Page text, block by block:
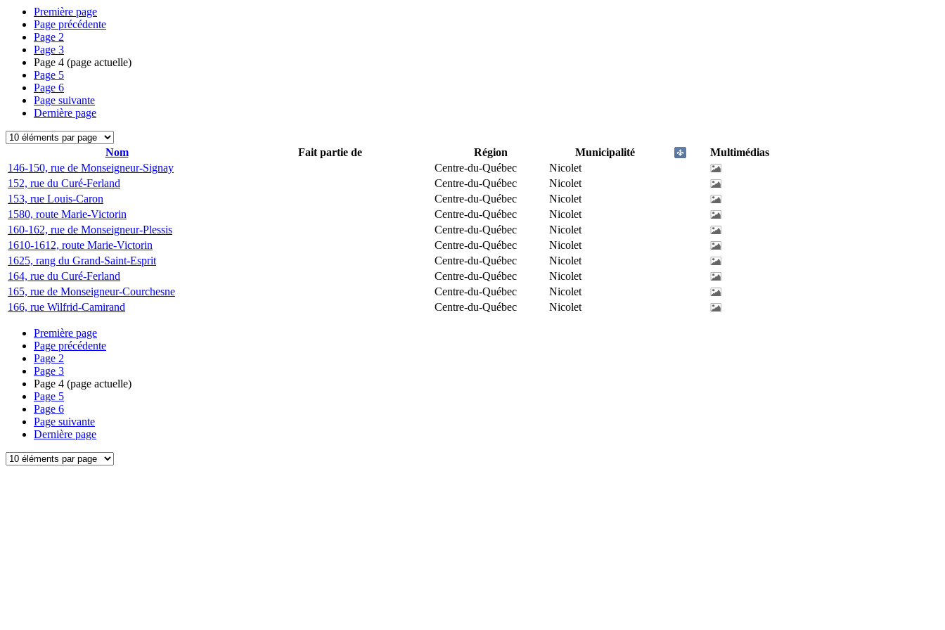
Première page
Page précédente
Page 2
Page 3
Page 4 (page actuelle)
Page 5
Page 6
Page suivante
Dernière page
Nom Fait partie de Région Municipalité
Multimédias
146-150, rue de Monseigneur-Signay
Centre-du-Québec
Nicolet
152, rue du Curé-Ferland
Centre-du-Québec
Nicolet
153, rue Louis-Caron
Centre-du-Québec
Nicolet
1580, route Marie-Victorin
Centre-du-Québec
Nicolet
160-162, rue de Monseigneur-Plessis
Centre-du-Québec
Nicolet
1610-1612, route Marie-Victorin
Centre-du-Québec
Nicolet
1625, rang du Grand-Saint-Esprit
Centre-du-Québec
Nicolet
164, rue du Curé-Ferland
Centre-du-Québec
Nicolet
165, rue de Monseigneur-Courchesne
Centre-du-Québec
Nicolet
166, rue Wilfrid-Camirand
Centre-du-Québec Nicolet
Première page
Page précédente
Page 2
Page 3
Page 4 (page actuelle)
Page 5
Page 6
Page suivante
Dernière page